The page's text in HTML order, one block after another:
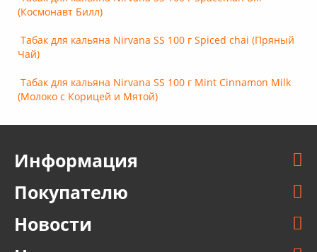
(Космонавт Билл)
Табак для кальяна Nirvana SS 100 г Spiced chai (Пряный
Чай)
Табак для кальяна Nirvana SS 100 г Mint Cinnamon Milk
(Молоко с Корицей и Мятой)
Информация
Покупателю
Новости